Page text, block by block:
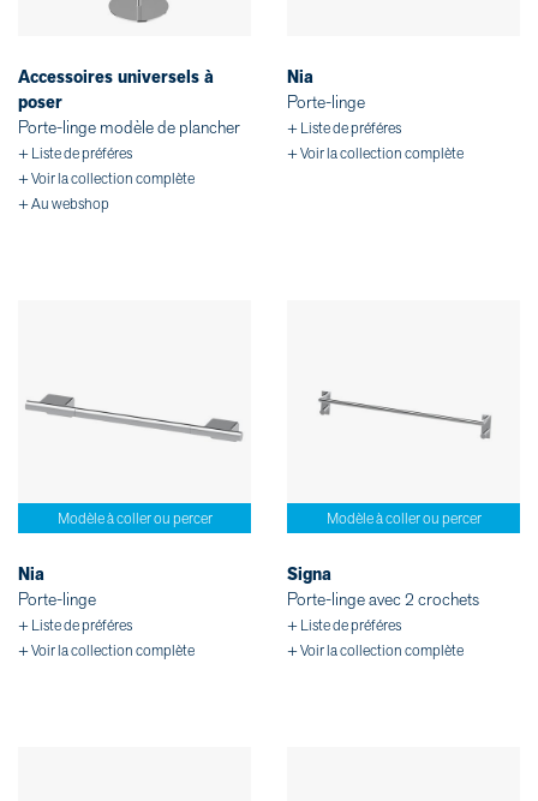
Accessoires universels à
poser
Porte-linge modèle de plancher
+ Liste de préféres
+ Voir la collection complète
+ Au webshop
Nia
Porte-linge
+ Liste de préféres
+ Voir la collection complète
Modèle à coller ou percer
Nia
Porte-linge
+ Liste de préféres
+ Voir la collection complète
Modèle à coller ou percer
Signa
Porte-linge avec 2 crochets
+ Liste de préféres
+ Voir la collection complète